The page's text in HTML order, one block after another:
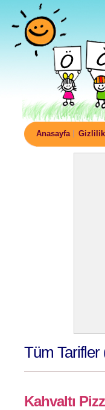
Anasayfa Gizlilik
Tüm Tarifler
Kahvaltı